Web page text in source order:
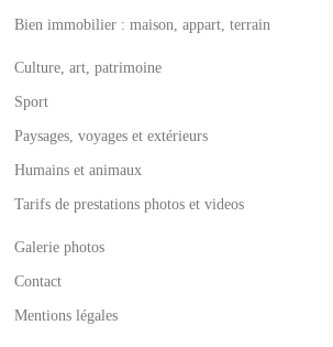
Bien immobilier : maison, appart, terrain
Culture, art, patrimoine
Sport
Paysages, voyages et extérieurs
Humains et animaux
Tarifs de prestations photos et videos
Galerie photos
Contact
Mentions légales